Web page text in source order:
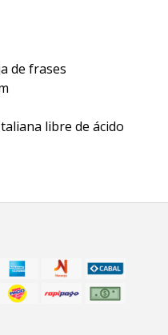
de frases
libre de ácido